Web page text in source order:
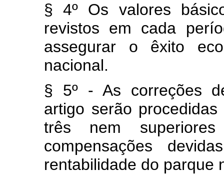
§ 4º Os valores
revistos em cada
assegurar o êxito
nacional.
§ 5º - As correções
artigo serão
três nem
compensações
rentabilidade do parque